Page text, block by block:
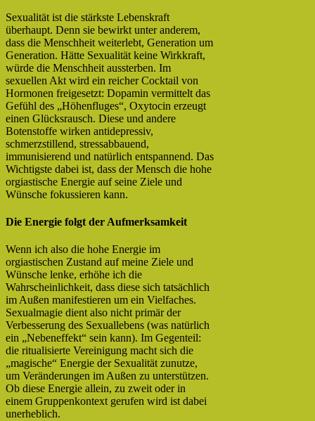
Sexualität ist die stärkste Lebenskraft
überhaupt. Denn sie bewirkt unter anderem,
dass die Menschheit weiterlebt, Generation um
Generation. Hätte Sexualität keine Wirkkraft,
würde die Menschheit aussterben. Im
sexuellen Akt wird ein reicher Cocktail von
Hormonen freigesetzt: Dopamin vermittelt das
Gefühl des „Höhenfluges“, Oxytocin erzeugt
einen Glücksrausch. Diese und andere
Botenstoffe wirken antidepressiv,
schmerzstillend, stressabbauend,
immunisierend und natürlich entspannend. Das
Wichtigste dabei ist, dass der Mensch die hohe
orgiastische Energie auf seine Ziele und
Wünsche fokussieren kann.
Die Energie folgt der Aufmerksamkeit
Wenn ich also die hohe Energie im
orgiastischen Zustand auf meine Ziele und
Wünsche lenke, erhöhe ich die
Wahrscheinlichkeit, dass diese sich tatsächlich
im Außen manifestieren um ein Vielfaches.
Sexualmagie dient also nicht primär der
Verbesserung des Sexuallebens (was natürlich
ein „Nebeneffekt“ sein kann). Im Gegenteil:
die ritualisierte Vereinigung macht sich die
„magische“ Energie der Sexualität zunutze,
um Veränderungen im Außen zu unterstützen.
Ob diese Energie allein, zu zweit oder in
einem Gruppenkontext gerufen wird ist dabei
unerheblich.